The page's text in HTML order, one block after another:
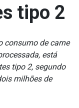
tipo 2
consumo de carne
está
tipo 2, segundo
milhões de